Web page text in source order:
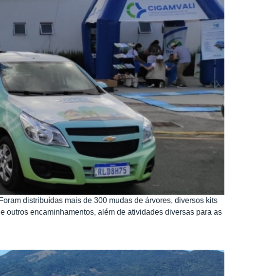
distribuídas mais de 300 mudas de árvores, diversos kits
outros encaminhamentos, além de atividades diversas para as